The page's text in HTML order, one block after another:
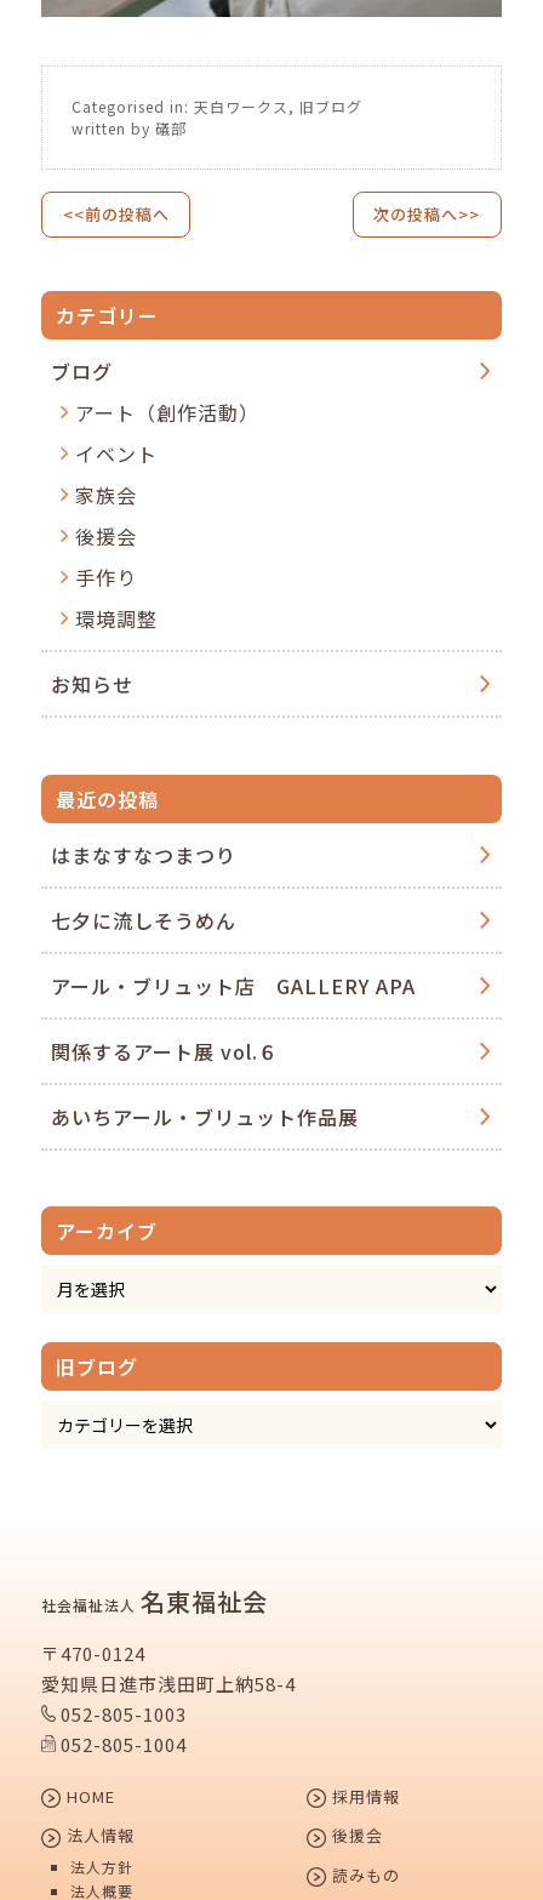
Categorised in:天白ワークス, 旧ブログ
written by 礒部
<<前の投稿へ 次の投稿へ>>
カテゴリー
ブログ
アート（創作活動）
イベント
家族会
後援会
手作り
環境調整
お知らせ
最近の投稿
はまなすなつまつり
七夕に流しそうめん
アール・ブリュット店 GALLERY APA
関係するアート展 vol.６
あいちアール・ブリュット作品展
アーカイブ
旧ブログ
社会福祉法人 名東福祉会
〒470-0124
愛知県日進市浅田町上納58-4
052-805-1003
052-805-1004
HOME
法人情報
法人方針
法人概要
採用情報
後援会
読みもの